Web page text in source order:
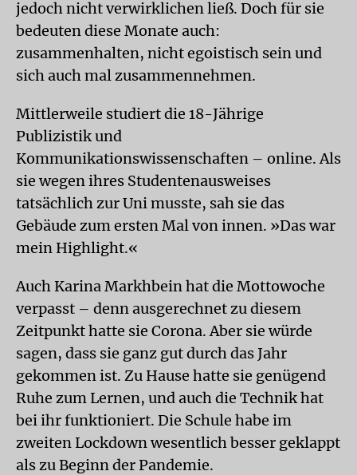
jedoch nicht verwirklichen ließ. Doch für sie
bedeuten diese Monate auch:
zusammenhalten, nicht egoistisch sein und
sich auch mal zusammennehmen.
Mittlerweile studiert die 18-Jährige
Publizistik und
Kommunikationswissenschaften – online. Als
sie wegen ihres Studentenausweises
tatsächlich zur Uni musste, sah sie das
Gebäude zum ersten Mal von innen. »Das war
mein Highlight.«
Auch Karina Markhbein hat die Mottowoche
verpasst – denn ausgerechnet zu diesem
Zeitpunkt hatte sie Corona. Aber sie würde
sagen, dass sie ganz gut durch das Jahr
gekommen ist. Zu Hause hatte sie genügend
Ruhe zum Lernen, und auch die Technik hat
bei ihr funktioniert. Die Schule habe im
zweiten Lockdown wesentlich besser geklappt
als zu Beginn der Pandemie.